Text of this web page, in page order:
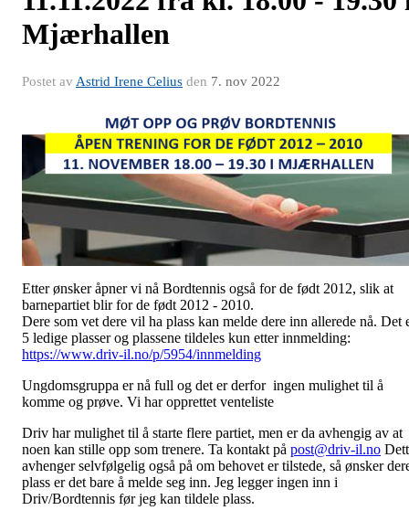
Mjærhallen
Postet av Astrid Irene Celius den 7. nov 2022
Etter ønsker åpner vi nå Bordtennis også for de født 2012, slik at
barnepartiet blir for de født 2012 - 2010.
Dere som vet dere vil ha plass kan melde dere inn allerede nå. Det
5 ledige plasser og plassene tildeles kun etter innmelding:
https://www.driv-il.no/p/5954/innmelding
Ungdomsgruppa er nå full og det er derfor ingen mulighet til å
komme og prøve. Vi har opprettet venteliste
Driv har mulighet til å starte flere partiet, men er da avhengig av at
noen kan stille opp som trenere. Ta kontakt på post@driv-il.no
avhenger selvfølgelig også på om behovet er tilstede, så ønsker
plass er det bare å melde seg inn. Jeg legger ingen inn i
Driv/Bordtennis før jeg kan tildele plass.